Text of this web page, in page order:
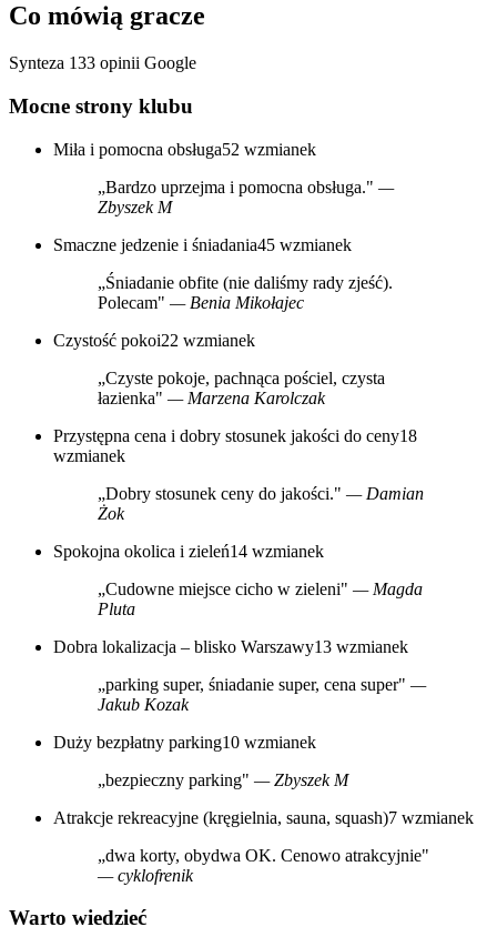
Co mówią gracze
Synteza 133 opinii Google
Mocne strony klubu
Miła i pomocna obsługa52 wzmianek
„Bardzo uprzejma i pomocna obsługa." —
Zbyszek M
Smaczne jedzenie i śniadania45 wzmianek
„Śniadanie obfite (nie daliśmy rady zjeść).
Polecam" — Benia Mikołajec
Czystość pokoi22 wzmianek
„Czyste pokoje, pachnąca pościel, czysta
łazienka" — Marzena Karolczak
Przystępna cena i dobry stosunek jakości do ceny18
wzmianek
„Dobry stosunek ceny do jakości." — Damian
Żok
Spokojna okolica i zieleń14 wzmianek
„Cudowne miejsce cicho w zieleni" — Magda
Pluta
Dobra lokalizacja – blisko Warszawy13 wzmianek
„parking super, śniadanie super, cena super" —
Jakub Kozak
Duży bezpłatny parking10 wzmianek
„bezpieczny parking" — Zbyszek M
Atrakcje rekreacyjne (kręgielnia, sauna, squash)7 wzmianek
„dwa korty, obydwa OK. Cenowo atrakcyjnie"
— cyklofrenik
Warto wiedzieć